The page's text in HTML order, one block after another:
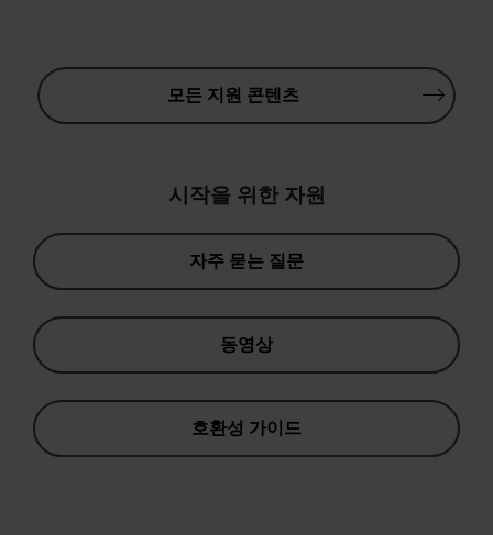
모든 지원 콘텐츠
시작을 위한 자원
자주 묻는 질문
동영상
호환성 가이드